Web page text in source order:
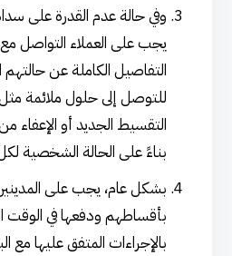
وفي حالة عدم القدرة على
يجب على العملاء التواصل
التفاصيل الكاملة عن حالتهم
للتوصل إلى حلول ملائمة
التقسيط الجديد أو الإعفاء
بناءً على الحالة الشخصية
بشكل عام، يجب على المدينين
بأقساطهم ودفعها في الوقت
بالإجراءات المتفق عليها مع